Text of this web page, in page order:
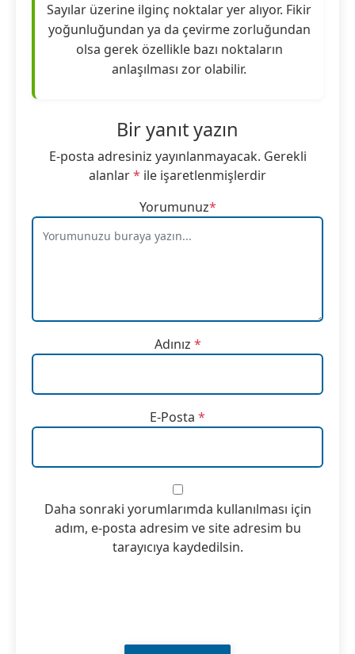
Sayılar üzerine ilginç noktalar yer alıyor. Fikir
yoğunluğundan ya da çevirme zorluğundan
olsa gerek özellikle bazı noktaların
anlaşılması zor olabilir.
Bir yanıt yazın
E-posta adresiniz yayınlanmayacak. Gerekli
alanlar* ile işaretlenmişlerdir
Yorumunuz*
Adınız *
E-Posta *
Daha sonraki yorumlarımda kullanılması için
adım, e-posta adresim ve site adresim bu
tarayıcıya kaydedilsin.